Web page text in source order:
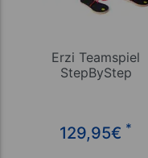
Erzi Teamspiel
StepByStep
129,95€ *